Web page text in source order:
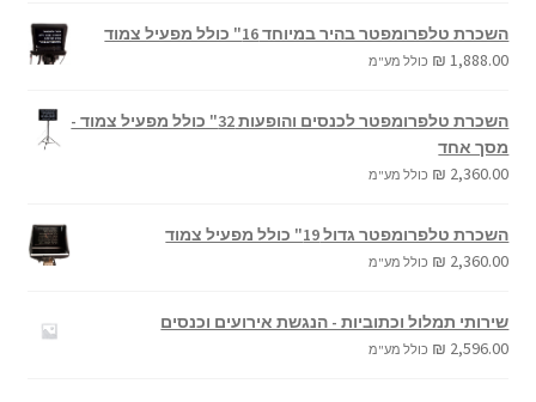
השכרת טלפרומפטר בהיר במיוחד 16" כולל מפעיל צמוד
₪ 1,888.00 כולל מע"מ
השכרת טלפרומפטר לכנסים והופעות 32" כולל מפעיל צמוד -
מסך אחד
₪ 2,360.00 כולל מע"מ
השכרת טלפרומפטר גדול 19" כולל מפעיל צמוד
₪ 2,360.00 כולל מע"מ
שירותי תמלול וכתוביות - הנגשת אירועים וכנסים
₪ 2,596.00 כולל מע"מ